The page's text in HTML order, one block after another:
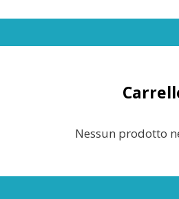
Nessun prodotto